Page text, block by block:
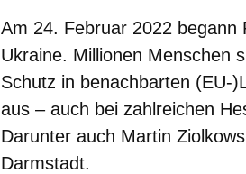
Am 24. Februar 2022 begann
Ukraine. Millionen Menschen
Schutz in benachbarten (EU-
aus – auch bei zahlreichen
Darunter auch Martin
Darmstadt.